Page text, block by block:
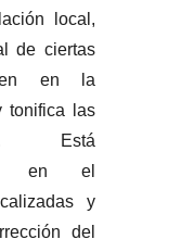
local,
de ciertas
en la
tonifica las
Está
en el
y
del